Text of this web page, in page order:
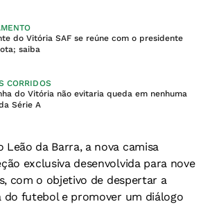
do Vitória SAF se reúne com o presidente
saiba
CORRIDOS
do Vitória não evitaria queda em nenhuma
Série A
Leão da Barra, a nova camisa
exclusiva desenvolvida para nove
com o objetivo de despertar a
do futebol e promover um diálogo